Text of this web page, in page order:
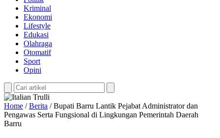
Kriminal
Ekonomi
Lifestyle
Edukasi
Olahraga
Otomatif
Sport
Opini
Home /Berita /Bupati Barru Lantik Pejabat Administrator dan
Pengawas Serta Fungsional di Lingkungan Pemerintah Daerah
Barru